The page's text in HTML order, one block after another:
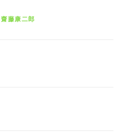
齋藤康二郎